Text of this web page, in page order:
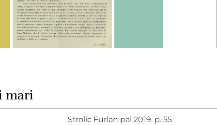
mari
Strolic Furlan pal 2019, p. 55